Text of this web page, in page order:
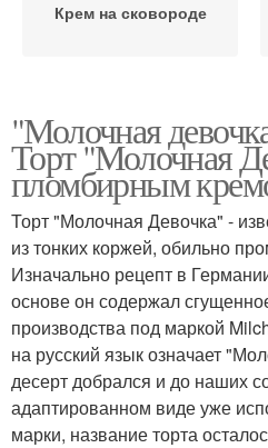
Крем на сковороде
Крем для торта
"Молочная
Торт "Молочная
пломбирным
Торт "Молочная Девочка" -
из тонких коржей, обильно
Изначально рецепт в
основе он содержал
производства под маркой
на русский язык означает
десерт добрался и до наших
адаптированном виде уже
марки, название торта